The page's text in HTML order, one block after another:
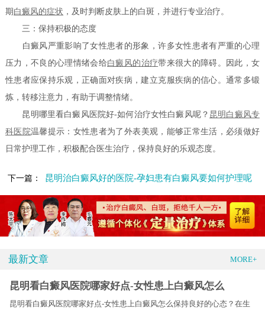
期 白癜风的症状 ，及时判断皮肤上的白斑，并进行专业治疗。
三：保持积极的态度
白癜风严重影响了女性患者的形象，许多女性患者有严重的心理
压力，不良的心理情绪会给白癜风的治疗带来很大的障碍。因此，女
性患者应保持乐观，正确面对疾病，建立克服疾病的信心。通常多锻
炼，转移注意力，有助于调整情绪。
昆明哪里看白癜风医院好-如何治疗女性白癜风呢？ 昆明白癜风专
科医院温馨提示：女性患者为了外表美观，能够正常生活，必须做好
日常护理工作，积极配合医生治疗，保持良好的乐观态度。
下一篇： 昆明治白癜风好的医院-孕妇患有白癜风要如何护理呢
最新文章 MORE+
昆明看白癜风医院哪家好点-女性患上白癜风怎么
昆明看白癜风医院哪家好点-女性患上白癜风怎么保持良好的心态？在生